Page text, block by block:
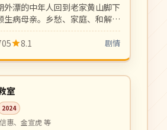
外漂的中年人回到老家黄山脚下
生病母亲。乡愁、家庭、和解，
的现实主义平静叙事。
8.1 剧情
06:30
室
2024
惠、金宣虎 等